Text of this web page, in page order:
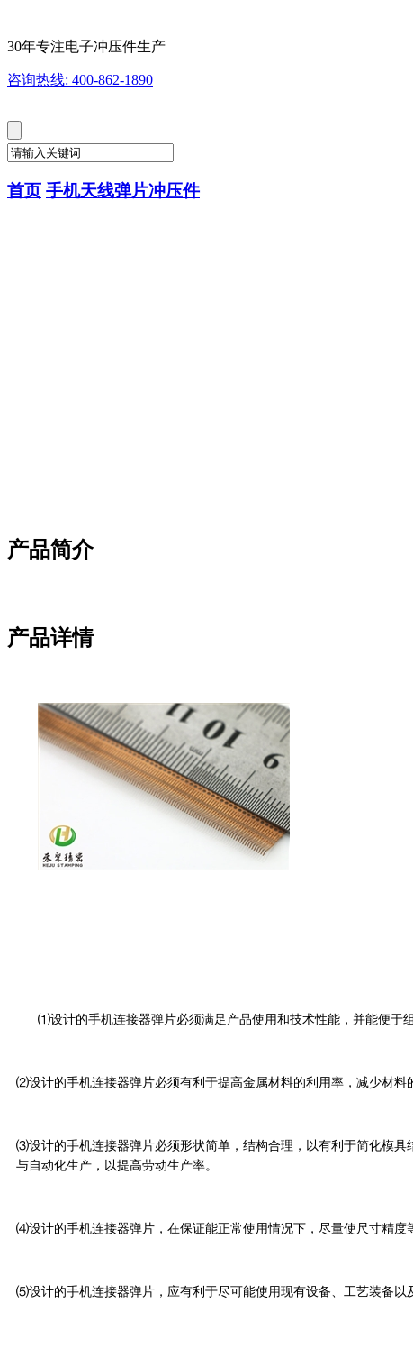
30年专注电子冲压件生产
咨询热线: 400-862-1890
首页 手机天线弹片冲压件
产品简介
产品详情
⑴设计的手机连接器弹片必须满足产品使用和技术性能，并能便于组
⑵设计的手机连接器弹片必须有利于提高金属材料的利用率，减少材
⑶设计的手机连接器弹片必须形状简单，结构合理，以有利于简化模
与自动化生产，以提高劳动生产率。
⑷设计的手机连接器弹片 ，在保证能正常使用情况下，尽量使尺寸精
⑸设计的手机连接器弹片 ，应有利于尽可能使用现有设备、工艺装备